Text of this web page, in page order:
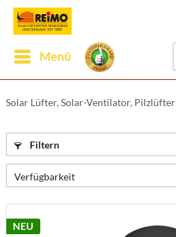
Menü
Solar Lüfter, Solar-Ventilator, Pilzlüfter
Filtern
NEU